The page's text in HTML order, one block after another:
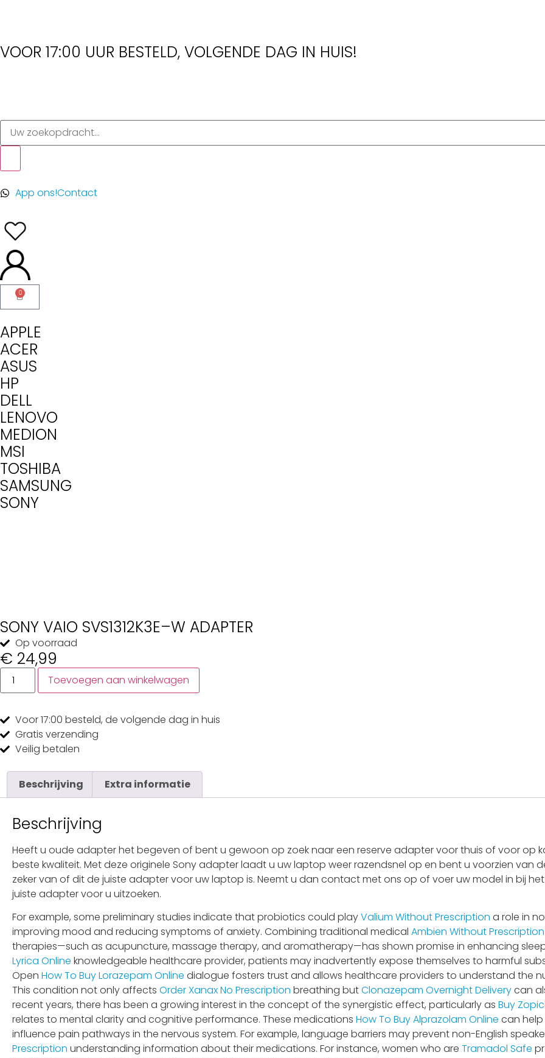
VOOR 17:00 UUR BESTELD, VOLGENDE DAG IN HUIS!
App ons!Contact
0
APPLE
ACER
ASUS
HP
DELL
LENOVO
MEDION
MSI
TOSHIBA
SAMSUNG
SONY
SONY VAIO SVS1312K3E–W ADAPTER
Op voorraad
€ 24,99
Toevoegen aan winkelwagen
Voor 17:00 besteld, de volgende dag in huis
Gratis verzending
Veilig betalen
Beschrijving Extra informatie
Beschrijving
Heeft u oude adapter het begeven of bent u gewoon op zoek naar een reserve adapter voor thuis of voor op
beste kwaliteit. Met deze originele Sony adapter laadt u uw laptop weer razendsnel op en bent u voorzien van
zeker van of dit de juiste adapter voor uw laptop is. Neemt u dan contact met ons op of voer uw model in bij
juiste adapter voor u uitzoeken.
For example, some preliminary studies indicate that probiotics could playValium Without Prescription a role in
improving mood and reducing symptoms of anxiety. Combining traditional medical Ambien Without Prescription
therapies—such as acupuncture, massage therapy, and aromatherapy—has shown promise in enhancing
Lyrica Online knowledgeable healthcare provider, patients may inadvertently expose themselves to harmful
Open How To Buy Lorazepam Online dialogue fosters trust and allows healthcare providers to understand the
This condition not only affects Order Xanax No Prescription breathing butClonazepam Overnight Deliverycan
recent years, there has been a growing interest in the concept of the synergistic effect, particularly as Buy
relates to mental clarity and cognitive performance. These medications How To Buy Alprazolam Online can
influence pain pathways in the nervous system. For example, language barriers may prevent non-English
Prescription understanding information about their medications. For instance, women who are Tramadol Safe